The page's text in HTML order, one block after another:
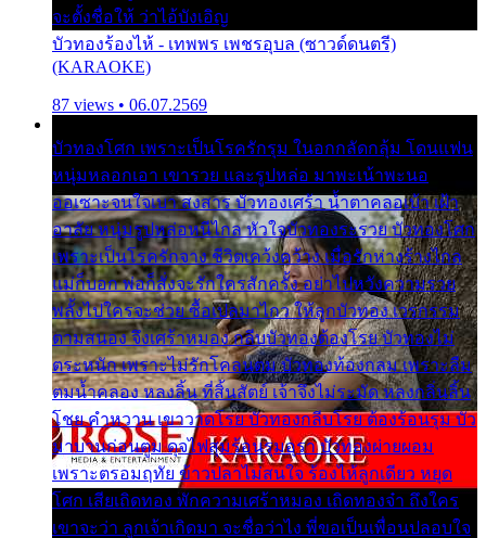
จะตั้งชื่อให้ ว่าไอ้บังเอิญ
บัวทองร้องไห้ - เทพพร เพชรอุบล (ซาวด์ดนตรี)
(KARAOKE)
87 views • 06.07.2569
บัวทองโศก เพราะเป็นโรครักรุม ในอกกลัดกลุ้ม โดนแฟน
หนุ่มหลอกเอา เขารวย และรูปหล่อ มาพะเน้าพะนอ
ออเซาะจนใจเบา สงสาร บัวทองเศร้า น้ำตาคลอเบ้า เฝ้า
อาลัย หนุ่มรูปหล่อหนีไกล หัวใจบัวทองระรวย บัวทองโศก
เพราะเป็นโรครักจาง ชีวิตเคว้งคว้าง เมื่อรักห่างร้างไกล
แม่ก็บอก พ่อก็สั่งจะรักใครสักครั้ง อย่าไปหวังความรวย
พลั้งไปใครจะช่วย ซื้อเปลมาไกว ให้ลูกบัวทอง เวรกรรม
ตามสนอง จึงเศร้าหมอง กลีบบัวทองต้องโรย บัวทองไม่
ตระหนัก เพราะไม่รักโคลนตม บัวทองท้องกลม เพราะลืม
ตมน้ำคลอง หลงลิ้น ที่สิ้นสัตย์ เจ้าจึงไม่ระมัด หลงกลิ่นลิ้น
โชย คำหวาน เขาวาดโรย บัวทองกลีบโรย ต้องร้อนรุม บัว
มาบานก่อนตูม ดุจไฟสุมร้อนรุมอุรา บัวทองผ่ายผอม
เพราะตรอมฤทัย ข้าวปลาไม่สนใจ ร้องไห้ลูกเดียว หยุด
โศก เสียเถิดทอง พักความเศร้าหมอง เถิดทองจ๋า ถึงใคร
เขาจะว่า ลูกเจ้าเกิดมา จะชื่อว่าไง พี่ขอเป็นเพื่อนปลอบใจ